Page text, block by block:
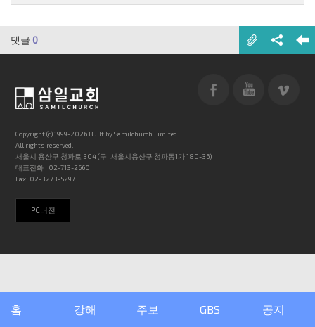
댓글 0
홈 강해 주보 GBS 공지
Copyright (c) 1999-2026 Built by Samilchurch Limited.
All rights reserved.
서울시 용산구 청파로 304 (구: 서울시용산구 청파동1가 180-36)
대표전화 : 02-713-2660
Fax: 02-3273-5297
PC버전